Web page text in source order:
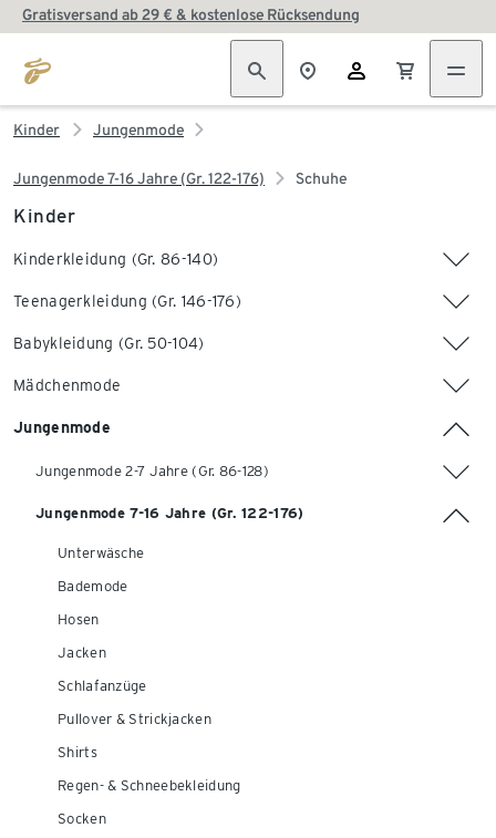
Gratisversand ab 29 € & kostenlose Rücksendung
Kinder Jungenmode
Jungenmode 7-16 Jahre (Gr. 122-176) Schuhe
Kinder
Kinderkleidung (Gr. 86-140)
Teenagerkleidung (Gr. 146-176)
Babykleidung (Gr. 50-104)
Mädchenmode
Jungenmode
Jungenmode 2-7 Jahre (Gr. 86-128)
Jungenmode 7-16 Jahre (Gr. 122-176)
Unterwäsche
Bademode
Hosen
Jacken
Schlafanzüge
Pullover & Strickjacken
Shirts
Regen- & Schneebekleidung
Socken